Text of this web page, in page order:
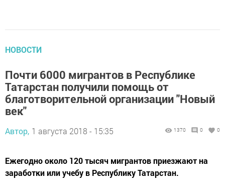
НОВОСТИ
Почти 6000 мигрантов в Республике
Татарстан получили помощь от
благотворительной организации "Новый
век"
Автор, 1 августа 2018 - 15:35 1370 0 0
Ежегодно около 120 тысяч мигрантов приезжают на
заработки или учебу в Республику Татарстан.